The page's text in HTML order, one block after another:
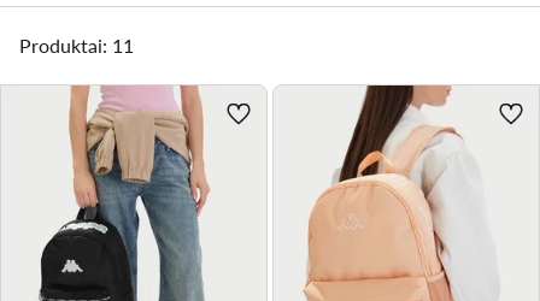
Produktai: 11